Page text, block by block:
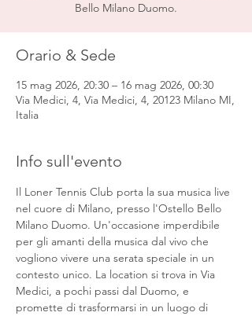
Bello Milano Duomo.
Orario & Sede
15 mag 2026, 20:30 – 16 mag 2026, 00:30
Via Medici, 4, Via Medici, 4, 20123 Milano MI,
Italia
Info sull'evento
Il Loner Tennis Club porta la sua musica live
nel cuore di Milano, presso l'Ostello Bello
Milano Duomo. Un'occasione imperdibile
per gli amanti della musica dal vivo che
vogliono vivere una serata speciale in un
contesto unico. La location si trova in Via
Medici, a pochi passi dal Duomo, e
promette di trasformarsi in un luogo di